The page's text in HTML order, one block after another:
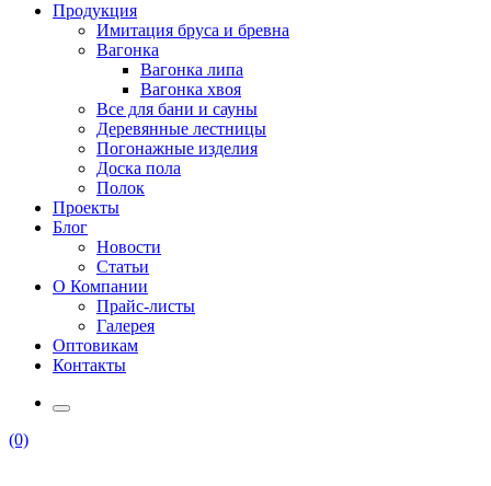
Продукция
Имитация бруса и бревна
Вагонка
Вагонка липа
Вагонка хвоя
Все для бани и сауны
Деревянные лестницы
Погонажные изделия
Доска пола
Полок
Проекты
Блог
Новости
Статьи
О Компании
Прайс-листы
Галерея
Оптовикам
Контакты
(0)